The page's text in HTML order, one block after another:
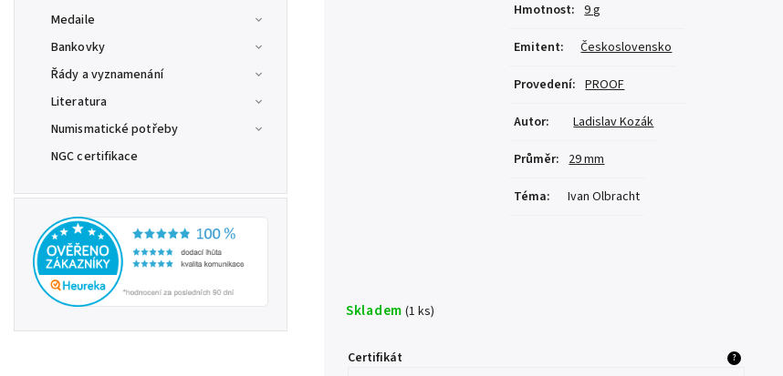
Medaile
Bankovky
Řády a vyznamenání
Literatura
Numismatické potřeby
NGC certifikace
Hmotnost: 9 g
Emitent: Československo
Provedení: PROOF
Autor: Ladislav Kozák
Průměr: 29 mm
Téma: Ivan Olbracht
Skladem (1 ks)
Certifikát ?